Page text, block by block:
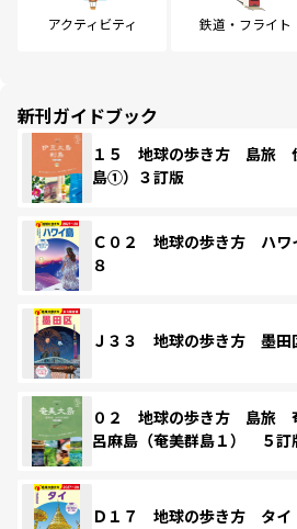
アクティビティ 鉄道・フライト
新刊ガイドブック
１５ 地球の歩き方 島旅
島①）３訂版
Ｃ０２ 地球の歩き方 ハワ
８
Ｊ３３ 地球の歩き方 墨田
０２ 地球の歩き方 島旅
呂麻島（奄美群島１） ５訂
Ｄ１７ 地球の歩き方 タイ